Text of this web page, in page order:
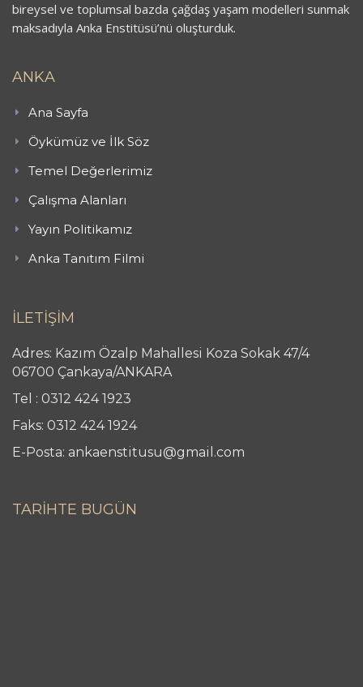
bireysel ve toplumsal bazda çağdaş yaşam modelleri sunmak
maksadıyla Anka Enstitüsü’nü oluşturduk.
ANKA
Ana Sayfa
Öykümüz ve İlk Söz
Temel Değerlerimiz
Çalışma Alanları
Yayın Politikamız
Anka Tanıtım Filmi
İLETİŞİM
Adres: Kazım Özalp Mahallesi Koza Sokak 47/4
06700 Çankaya/ANKARA
Tel : 0312 424 1923
Faks: 0312 424 1924
E-Posta: ankaenstitusu@gmail.com
TARİHTE BUGÜN